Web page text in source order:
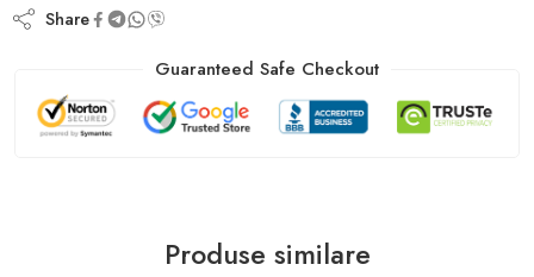
Share
Guaranteed Safe Checkout
Produse similare